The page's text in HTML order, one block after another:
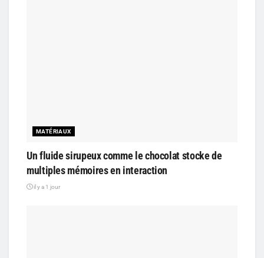
MATÉRIAUX
Un fluide sirupeux comme le chocolat stocke de
multiples mémoires en interaction
il y a 1 jour